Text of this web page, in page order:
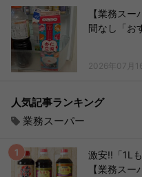
【業務ス
間なし「お
2026年07月16
人気記事ランキング
業務スーパー
激安!!「1L
【業務ス